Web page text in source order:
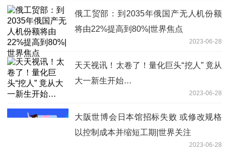
俄工贸部：到2035年俄国产无人机份额
将由22%提高到80%|世界焦点
2023-06-28
天天视讯！太卷了！量化巨头“挖人” 竟从
大一新生开始…
2023-06-28
大阪世博会日本馆招标失败 或修改规格
以控制成本并缩短工期|世界关注
2023-06-28